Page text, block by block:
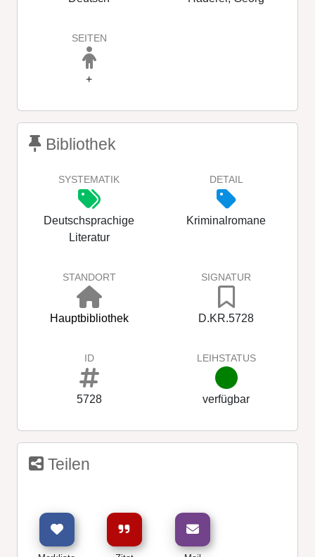
SEITEN
+
Bibliothek
SYSTEMATIK
Deutschsprachige
Literatur
DETAIL
Kriminalromane
STANDORT
Hauptbibliothek
SIGNATUR
D.KR.5728
ID
5728
LEIHSTATUS
verfügbar
Teilen